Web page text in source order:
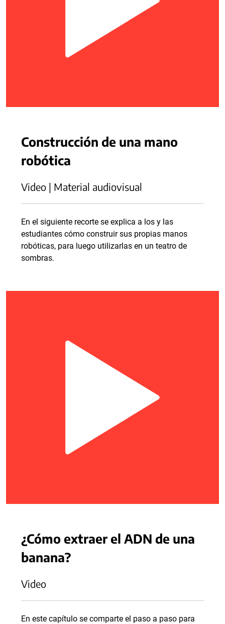
Construcción de una mano
robótica
Video | Material audiovisual
En el siguiente recorte se explica a los y las
estudiantes cómo construir sus propias manos
robóticas, para luego utilizarlas en un teatro de
sombras.
¿Cómo extraer el ADN de una
banana?
Video
En este capítulo se comparte el paso a paso para